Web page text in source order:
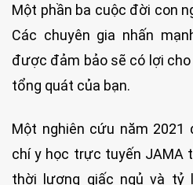
Một phần ba cuộc đời con
Các chuyên gia nhấn
được đảm bảo sẽ có lợi
tổng quát của bạn.
Một nghiên cứu năm
chí y học trực tuyến JAMA
thời lượng giấc ngủ và